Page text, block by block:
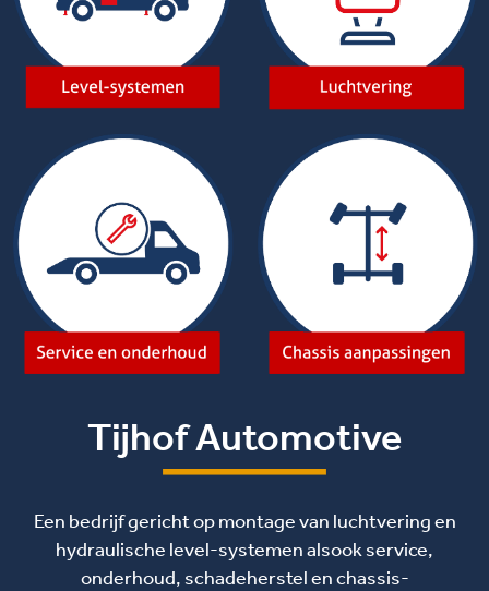
Tijhof Automotive
Een bedrijf gericht op montage van luchtvering en
hydraulische level-systemen alsook service,
onderhoud, schadeherstel en chassis-